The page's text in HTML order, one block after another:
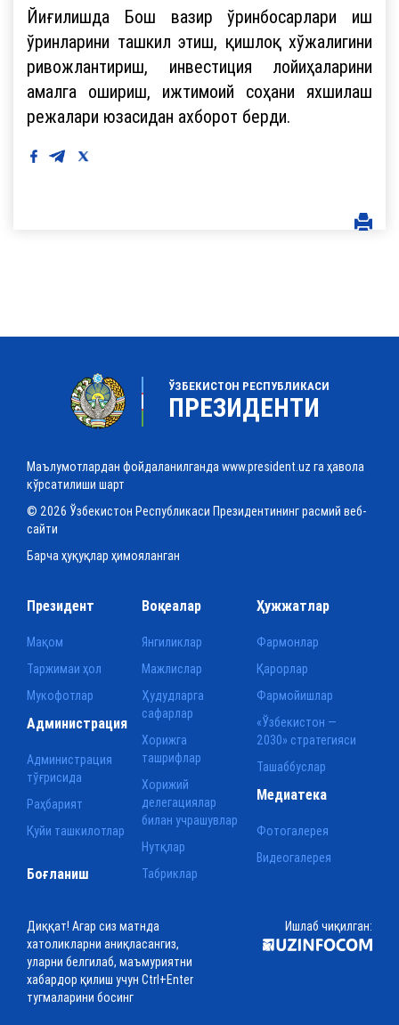
Йиғилишда Бош вазир ўринбосарлари иш
ўринларини ташкил этиш, қишлоқ хўжалигини
ривожлантириш, инвестиция лойиҳаларини
амалга ошириш, ижтимоий соҳани яхшилаш
режалари юзасидан ахборот берди.
ЎЗБЕКИСТОН РЕСПУБЛИКАСИ
ПРЕЗИДЕНТИ
Маълумотлардан фойдаланилганда www.president.uz га ҳавола
кўрсатилиши шарт
© 2026 Ўзбекистон Республикаси Президентининг расмий веб-
сайти
Барча ҳуқуқлар ҳимояланган
Президент
Мақом
Таржимаи ҳол
Мукофотлар
Воқеалар
Янгиликлар
Мажлислар
Ҳудудларга
сафарлар
Хорижга
ташрифлар
Хорижий
делегациялар
билан учрашувлар
Нутқлар
Табриклар
Ҳужжатлар
Фармонлар
Қарорлар
Фармойишлар
«Ўзбекистон —
2030» стратегияси
Ташаббуслар
Администрация
Администрация
тўғрисида
Раҳбарият
Қуйи ташкилотлар
Медиатека
Фотогалерея
Видеогалерея
Боғланиш
Диққат! Агар сиз матнда
хатоликларни аниқласангиз,
уларни белгилаб, маъмуриятни
хабардор қилиш учун Ctrl+Enter
тугмаларини босинг
Ишлаб чиқилган: